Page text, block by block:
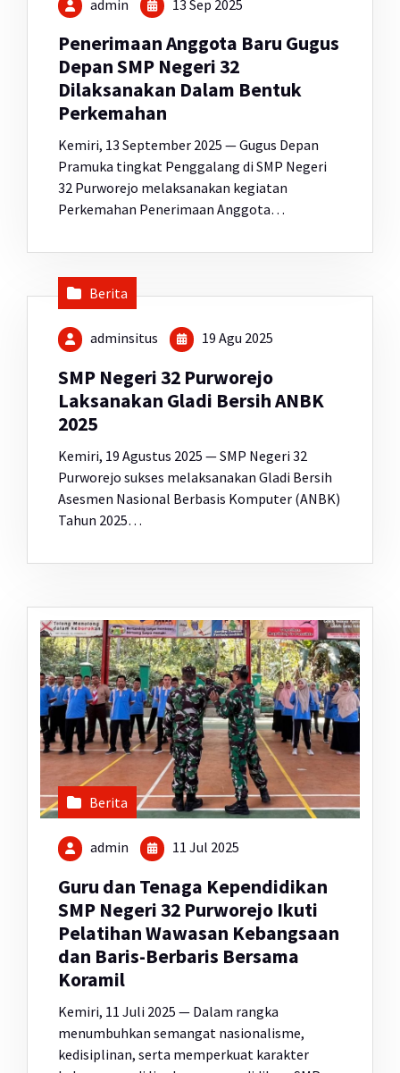
admin 13 Sep 2025
Penerimaan Anggota Baru Gugus
Depan SMP Negeri 32
Dilaksanakan Dalam Bentuk
Perkemahan
Kemiri, 13 September 2025 — Gugus Depan
Pramuka tingkat Penggalang di SMP Negeri
32 Purworejo melaksanakan kegiatan
Perkemahan Penerimaan Anggota…
Berita
adminsitus 19 Agu 2025
SMP Negeri 32 Purworejo
Laksanakan Gladi Bersih ANBK
2025
Kemiri, 19 Agustus 2025 — SMP Negeri 32
Purworejo sukses melaksanakan Gladi Bersih
Asesmen Nasional Berbasis Komputer (ANBK)
Tahun 2025…
Berita
admin 11 Jul 2025
Guru dan Tenaga Kependidikan
SMP Negeri 32 Purworejo Ikuti
Pelatihan Wawasan Kebangsaan
dan Baris-Berbaris Bersama
Koramil
Kemiri, 11 Juli 2025 — Dalam rangka
menumbuhkan semangat nasionalisme,
kedisiplinan, serta memperkuat karakter